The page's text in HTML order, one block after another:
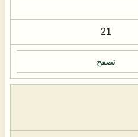
21
تصفح